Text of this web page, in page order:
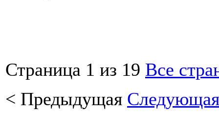
Страница 1 из 19 Все
< Предыдущая Следующая